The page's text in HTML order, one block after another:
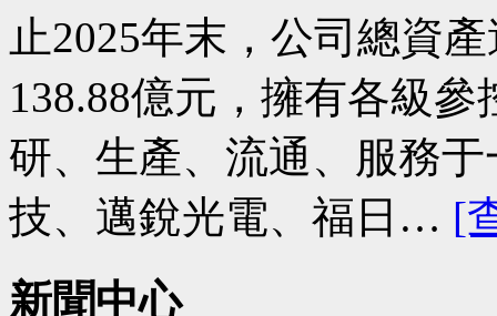
止2025年末，公司總資
138.88億元，擁有各級
研、生產、流通、服務
技、邁銳光電、福日… [
新聞中心